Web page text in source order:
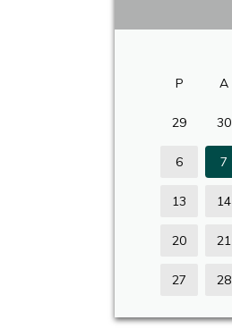
P A
29 30
6 7
13 14
20 21
27 28